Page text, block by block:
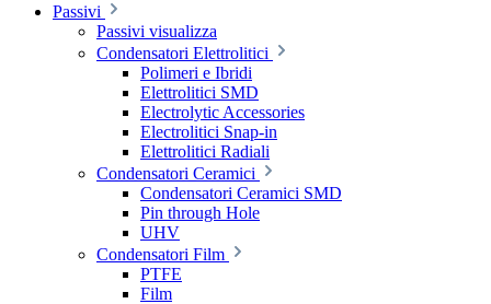
Passivi
Passivi visualizza
Condensatori Elettrolitici
Polimeri e Ibridi
Elettrolitici SMD
Electrolytic Accessories
Electrolitici Snap-in
Elettrolitici Radiali
Condensatori Ceramici
Condensatori Ceramici SMD
Pin through Hole
UHV
Condensatori Film
PTFE
Film